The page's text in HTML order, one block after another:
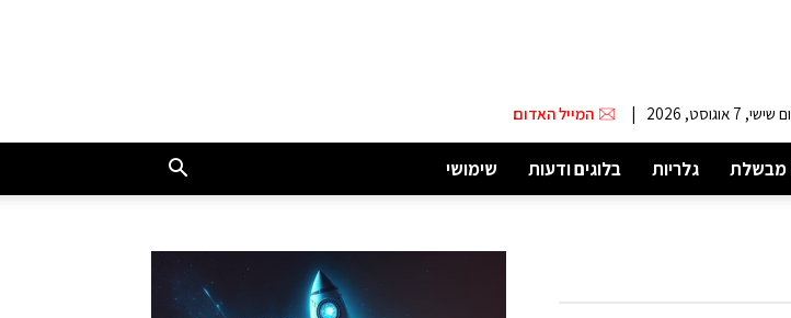
שישי, 7 אוגוסט, 2026 | המייל האדום
מבשלת גלריות בלוגים ודעות שימושי